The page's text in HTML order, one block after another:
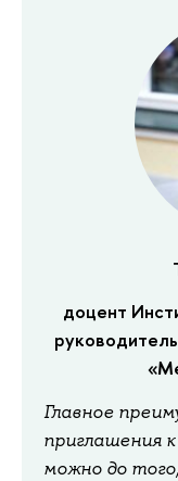
доцент
Главное
приглашения
можно до